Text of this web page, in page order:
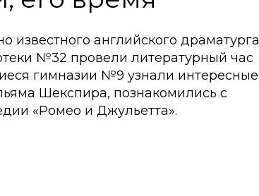
английского драматурга
№32 провели литературный час
гимназии №9 узнали интересные
Шекспира, познакомились с
«Ромео и Джульетта».